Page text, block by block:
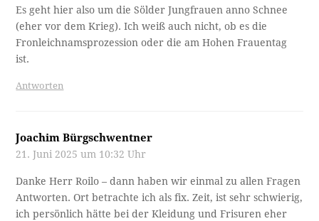
Es geht hier also um die Sölder Jungfrauen anno Schnee
(eher vor dem Krieg). Ich weiß auch nicht, ob es die
Fronleichnamsprozession oder die am Hohen Frauentag
ist.
Antworten
Joachim Bürgschwentner
21. Juni 2025 um 10:32 Uhr
Danke Herr Roilo – dann haben wir einmal zu allen Fragen
Antworten. Ort betrachte ich als fix. Zeit, ist sehr schwierig,
ich persönlich hätte bei der Kleidung und Frisuren eher